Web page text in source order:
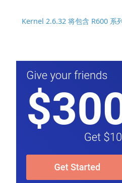
Kernel 2.6.32 将包含 R600 系